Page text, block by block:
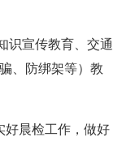
识宣传教育、交通
、防绑架等）教
好晨检工作，做好